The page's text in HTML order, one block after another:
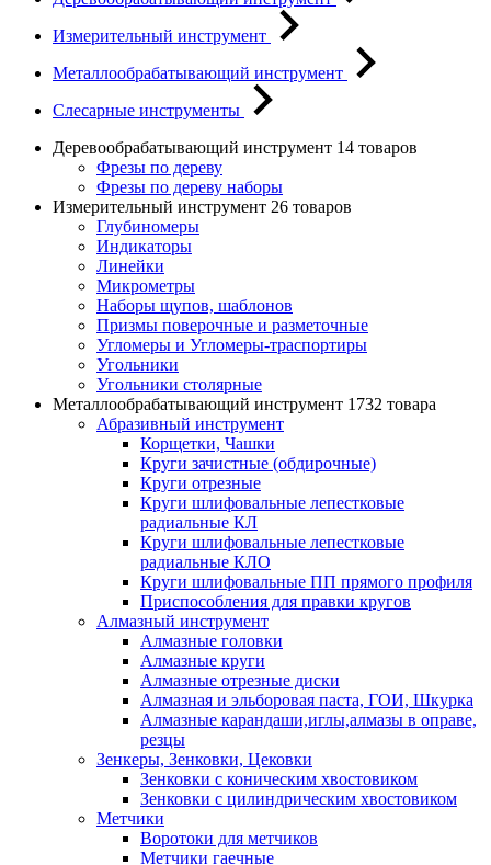
Измерительный инструмент
Металлообрабатывающий инструмент
Слесарные инструменты
Деревообрабатывающий инструмент 14 товаров
Фрезы по дереву
Фрезы по дереву наборы
Измерительный инструмент 26 товаров
Глубиномеры
Индикаторы
Линейки
Микрометры
Наборы щупов, шаблонов
Призмы поверочные и разметочные
Угломеры и Угломеры-траспортиры
Угольники
Угольники столярные
Металлообрабатывающий инструмент 1732 товара
Абразивный инструмент
Корщетки, Чашки
Круги зачистные (обдирочные)
Круги отрезные
Круги шлифовальные лепестковые
радиальные КЛ
Круги шлифовальные лепестковые
радиальные КЛО
Круги шлифовальные ПП прямого профиля
Приспособления для правки кругов
Алмазный инструмент
Алмазные головки
Алмазные круги
Алмазные отрезные диски
Алмазная и эльборовая паста, ГОИ, Шкурка
Алмазные карандаши,иглы,алмазы в оправе,
резцы
Зенкеры, Зенковки, Цековки
Зенковки с коническим хвостовиком
Зенковки с цилиндрическим хвостовиком
Метчики
Воротоки для метчиков
Метчики гаечные